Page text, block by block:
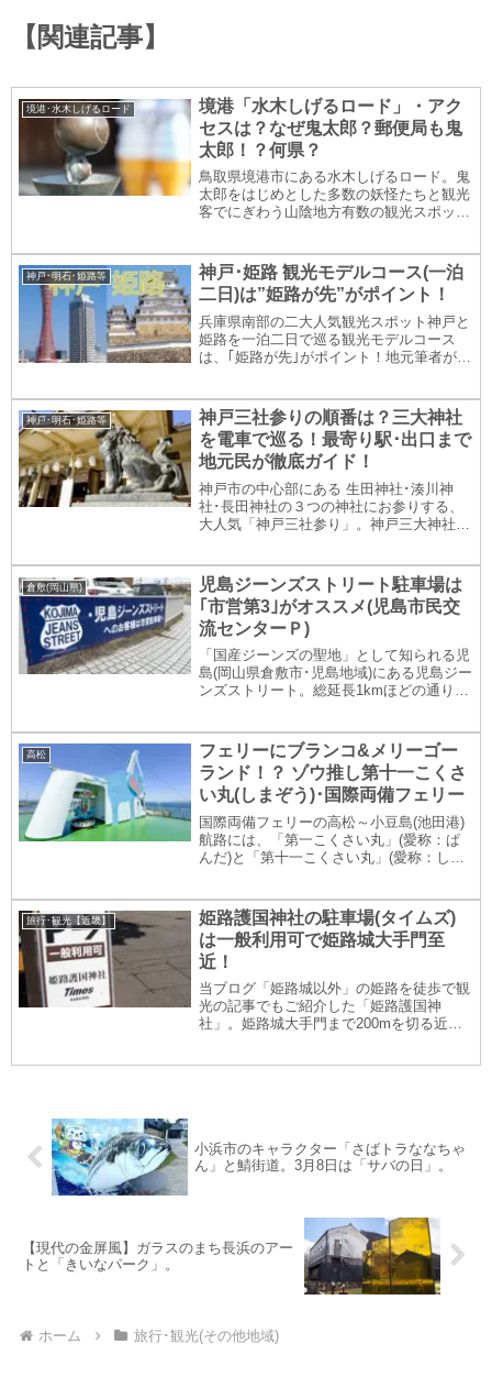
【関連記事】
境港･水木しげるロード
境港「水木しげるロード」・アク
セスは？なぜ鬼太郎？郵便局も鬼
太郎！？何県？
鳥取県境港市にある水木しげるロード。鬼
太郎をはじめとした多数の妖怪たちと観光
客でにぎわう山陰地方有数の観光スポット
ドなのか、などを含め、水木しげるロード
の様子を写...
神戸･明石･姫路等
神戸･姫路 観光モデルコース(一泊
二日)は”姫路が先”がポイント！
兵庫県南部の二大人気観光スポット神戸と
姫路を一泊二日で巡る観光モデルコース
は、｢姫路が先｣がポイント！地元筆者が
「さくっと楽しむ姫路」をモデルコースと
してご紹介します。...
神戸･明石･姫路等
神戸三社参りの順番は？三大神社
を電車で巡る！最寄り駅･出口まで
地元民が徹底ガイド！
神戸市の中心部にある 生田神社･湊川神
社･長田神社の３つの神社にお参りする、
大人気「神戸三社参り」。神戸三大神社を
スをご紹介。乗る電車はもちろん駅出口ま
で詳しく、徒歩...
倉敷(岡山県)
児島ジーンズストリート駐車場は
｢市営第3｣がオススメ(児島市民交
流センターＰ)
「国産ジーンズの聖地」として知られる児
島(岡山県倉敷市･児島地域)にある児島ジー
ンズストリート。総延長1kmほどの通り
のショッピング･散策に使える市営駐車場
(児島市...
高松
フェリーにブランコ&メリーゴー
ランド！？ ゾウ推し第十一こくさ
い丸(しまぞう)･国際両備フェリー
国際両備フェリーの高松～小豆島(池田港)
航路には、「第一こくさい丸」(愛称：ぱ
んだ)と「第十一こくさい丸」(愛称：しま
しまぞう)の船内や展望デッキの様子を 写
真盛り...
旅行･観光【近畿】
姫路護国神社の駐車場(タイムズ)
は一般利用可で姫路城大手門至
近！
当ブログ「姫路城以外」の姫路を徒歩で観
光の記事でもご紹介した「姫路護国神
社」。姫路城大手門まで200mを切る近さ
小浜市のキャラクター「さばトラななちゃ
ん」と鯖街道。3月8日は「サバの日」。
【現代の金屏風】ガラスのまち長浜のアー
トと「きいなパーク」。
ホーム 旅行･観光(その他地域)